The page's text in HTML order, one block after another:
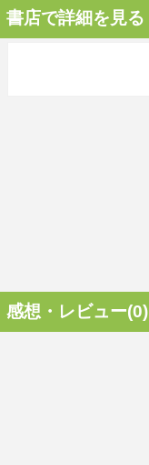
書店で詳細を見る
感想・レビュー(0)